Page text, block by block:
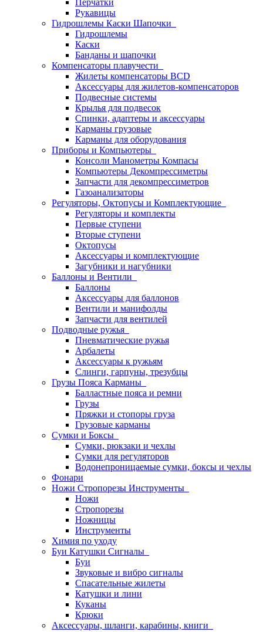
Перчатки
Рукавицы
Гидрошлемы Каски Шапочки
Гидрошлемы
Каски
Банданы и шапочки
Компенсаторы плавучести
Жилеты компенсаторы BCD
Аксессуары для жилетов-компенсаторов
Подвесные системы
Крылья для подвесок
Спинки, адаптеры и аксессуары
Карманы грузовые
Карманы для оборудования
Приборы и Компьютеры
Консоли Манометры Компасы
Компьютеры Декомпрессиметры
Запчасти для декомпрессиметров
Газоанализаторы
Регуляторы, Октопусы и Комплектующие
Регуляторы и комплекты
Первые ступени
Вторые ступени
Октопусы
Аксессуары и комплектующие
Загубники и нагубники
Баллоны и Вентили
Баллоны
Аксессуары для баллонов
Вентили и манифолды
Запчасти для вентилей
Подводные ружья
Пневматические ружья
Арбалеты
Аксессуары к ружьям
Слинги, гарпуны, трезубцы
Грузы Пояса Карманы
Балластные пояса и ремни
Грузы
Пряжки и стопоры груза
Грузовые карманы
Сумки и Боксы
Сумки, рюкзаки и чехлы
Сумки для регуляторов
Водонепроницаемые сумки, боксы и чехлы
Фонари
Ножи Стропорезы Инструменты
Ножи
Стропорезы
Ножницы
Инструменты
Химия по уходу
Буи Катушки Сигналы
Буи
Звуковые и вибро сигналы
Спасательные жилеты
Катушки и лини
Куканы
Крюки
Аксессуары, шланги, карабины, книги